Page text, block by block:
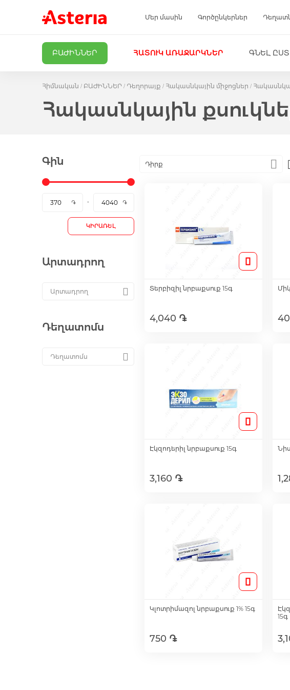
Մեր մասին Գործընկերներ
ԲԱԺԻՆՆԵՐ ՀԱՏՈՒԿ ԱՌԱՋԱՐԿՆԵՐ ԳՆԵԼ
Հիմնական ԲԱԺԻՆՆԵՐ Դեղորայք Հակասնկային միջոցներ
Հակասնկային
Գին
ԿԻՐԱՌԵԼ
Արտադրող
Դեղատոմս
Դիրք
Տերբիզիլ նրբաքսուք 15գ
4,040 ֏
Էկզոդերիլ նրբաքսուք 15գ
3,160 ֏
Կլոտրիմազոլ նրբաքսուք 1% 15գ
750 ֏
15գ